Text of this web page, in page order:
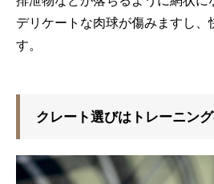
デリケートな肉球が傷みますし
す。
クレート選びはトレーニング